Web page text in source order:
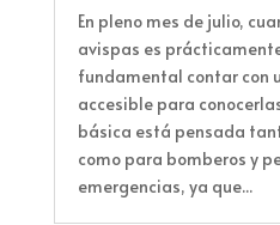
En pleno mes de julio,
avispas es
fundamental contar con
accesible para
básica está pensada
como para bomberos y
emergencias, ya que...